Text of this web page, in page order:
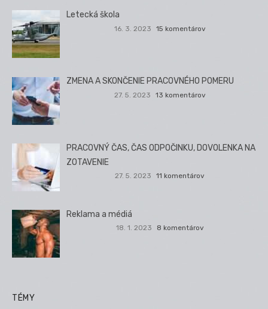
Letecká škola
16. 3. 2023 15 komentárov
ZMENA A SKONČENIE PRACOVNÉHO POMERU
27. 5. 2023 13 komentárov
PRACOVNÝ ČAS, ČAS ODPOČINKU, DOVOLENKA NA
ZOTAVENIE
27. 5. 2023 11 komentárov
Reklama a médiá
18. 1. 2023 8 komentárov
TÉMY